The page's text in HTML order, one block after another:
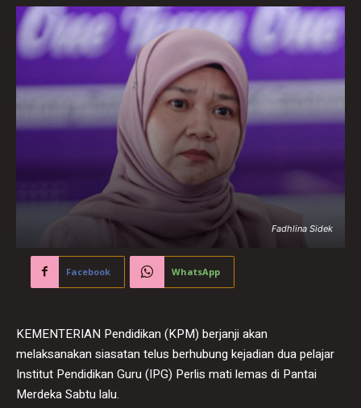
Fadhlina Sidek
Facebook WhatsApp
KEMENTERIAN Pendidikan (KPM) berjanji akan
melaksanakan siasatan telus berhubung kejadian dua pelajar
Institut Pendidikan Guru (IPG) Perlis mati lemas di Pantai
Merdeka Sabtu lalu.